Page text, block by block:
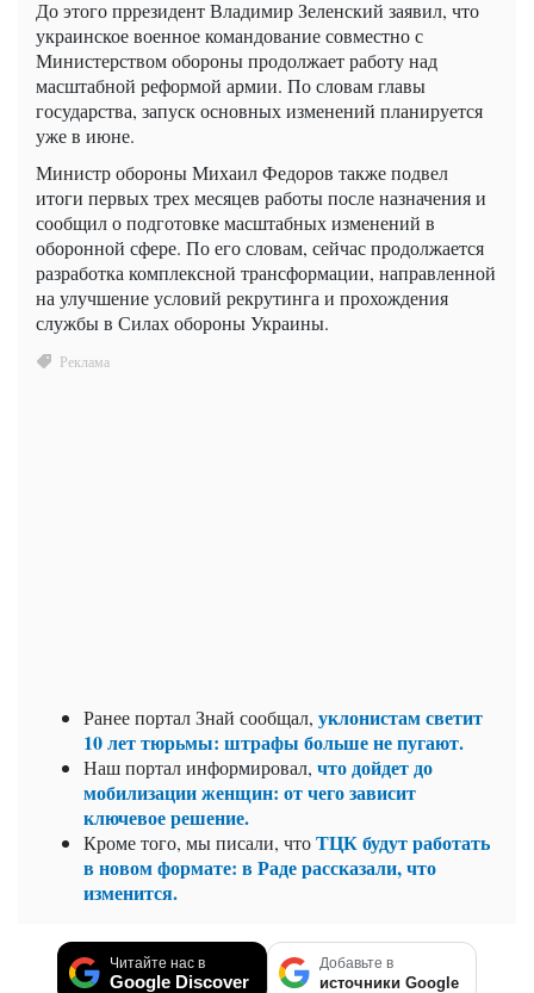
До этого пррезидент Владимир Зеленский заявил, что
украинское военное командование совместно с
Министерством обороны продолжает работу над
масштабной реформой армии. По словам главы
государства, запуск основных изменений планируется
уже в июне.
Министр обороны Михаил Федоров также подвел
итоги первых трех месяцев работы после назначения и
сообщил о подготовке масштабных изменений в
оборонной сфере. По его словам, сейчас продолжается
разработка комплексной трансформации, направленной
на улучшение условий рекрутинга и прохождения
службы в Силах обороны Украины.
Ранее портал Знай сообщал, уклонистам светит
10 лет тюрьмы: штрафы больше не пугают.
Наш портал информировал, что дойдет до
мобилизации женщин: от чего зависит
ключевое решение.
Кроме того, мы писали, чтоТЦК будут работать
в новом формате: в Раде рассказали, что
изменится.
Читайте нас в
Google Discover
Добавьте в
источники Google